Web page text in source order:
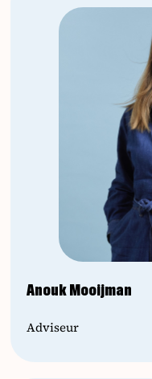
Anouk Mooijman
Adviseur